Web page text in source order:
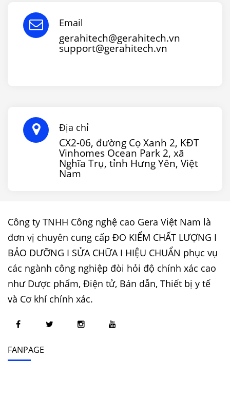
Email
gerahitech@gerahitech.vn
support@gerahitech.vn
Địa chỉ
CX2-06, đường Cọ Xanh 2, KĐT
Vinhomes Ocean Park 2, xã
Nghĩa Trụ, tỉnh Hưng Yên, Việt
Nam
Công ty TNHH Công nghệ cao Gera Việt Nam là
đơn vị chuyên cung cấp ĐO KIỂM CHẤT LƯỢNG I
BẢO DƯỠNG I SỬA CHỮA I HIỆU CHUẨN phục vụ
các ngành công nghiệp đòi hỏi độ chính xác cao
như Dược phẩm, Điện tử, Bán dẫn, Thiết bị y tế
và Cơ khí chính xác.
FANPAGE